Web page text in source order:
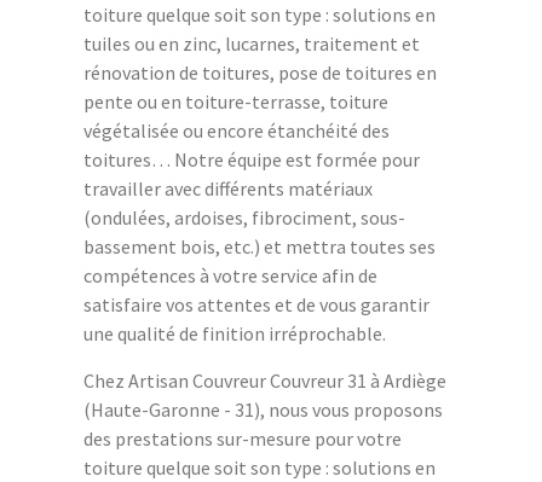
toiture quelque soit son type : solutions en
tuiles ou en zinc, lucarnes, traitement et
rénovation de toitures, pose de toitures en
pente ou en toiture-terrasse, toiture
végétalisée ou encore étanchéité des
toitures… Notre équipe est formée pour
travailler avec différents matériaux
(ondulées, ardoises, fibrociment, sous-
bassement bois, etc.) et mettra toutes ses
compétences à votre service afin de
satisfaire vos attentes et de vous garantir
une qualité de finition irréprochable.
Chez Artisan Couvreur Couvreur 31 à Ardiège
(Haute-Garonne - 31), nous vous proposons
des prestations sur-mesure pour votre
toiture quelque soit son type : solutions en